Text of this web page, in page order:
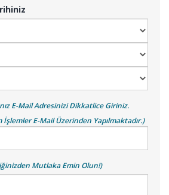
E-Mail Adresinizi Dikkatlice Giriniz.
E-Mail Üzerinden Yapılmaktadır.)
Mutlaka Emin Olun!)